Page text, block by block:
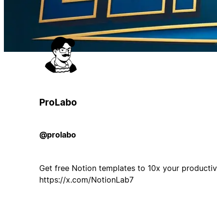
ProLabo
@prolabo
Get free Notion templates to 10x your
https://x.com/NotionLab7